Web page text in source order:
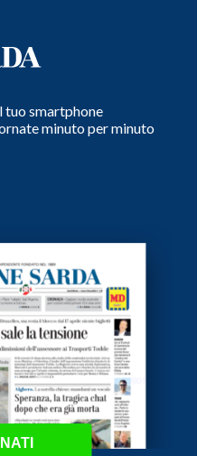
tuo smartphone
minuto per minuto